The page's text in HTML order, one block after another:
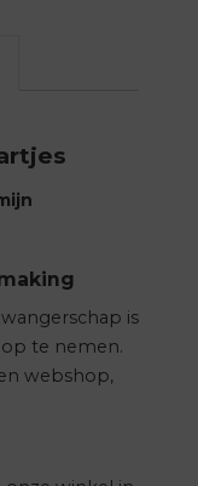
is
te nemen.
webshop,